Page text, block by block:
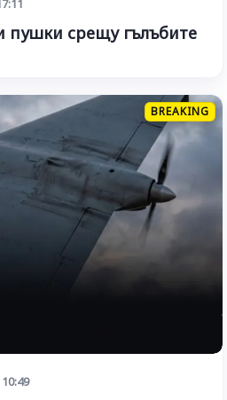
срещу гълъбите
BREAKING